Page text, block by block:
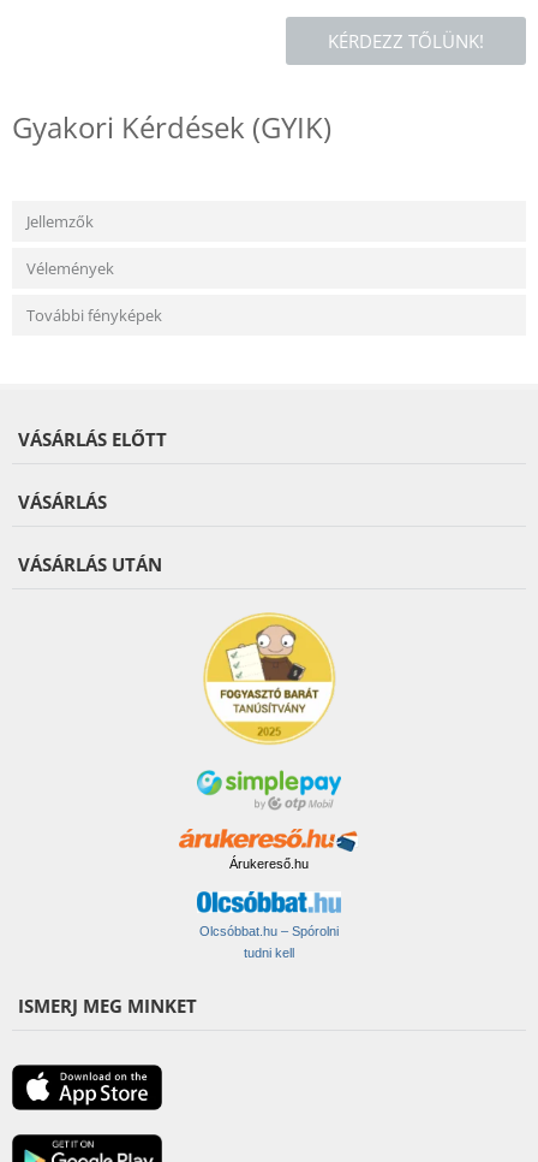
KÉRDEZZ TŐLÜNK!
Gyakori Kérdések (GYIK)
Jellemzők
Vélemények
További fényképek
VÁSÁRLÁS ELŐTT
VÁSÁRLÁS
VÁSÁRLÁS UTÁN
Árukereső.hu
Olcsóbbat.hu – Spórolni
tudni kell
ISMERJ MEG MINKET